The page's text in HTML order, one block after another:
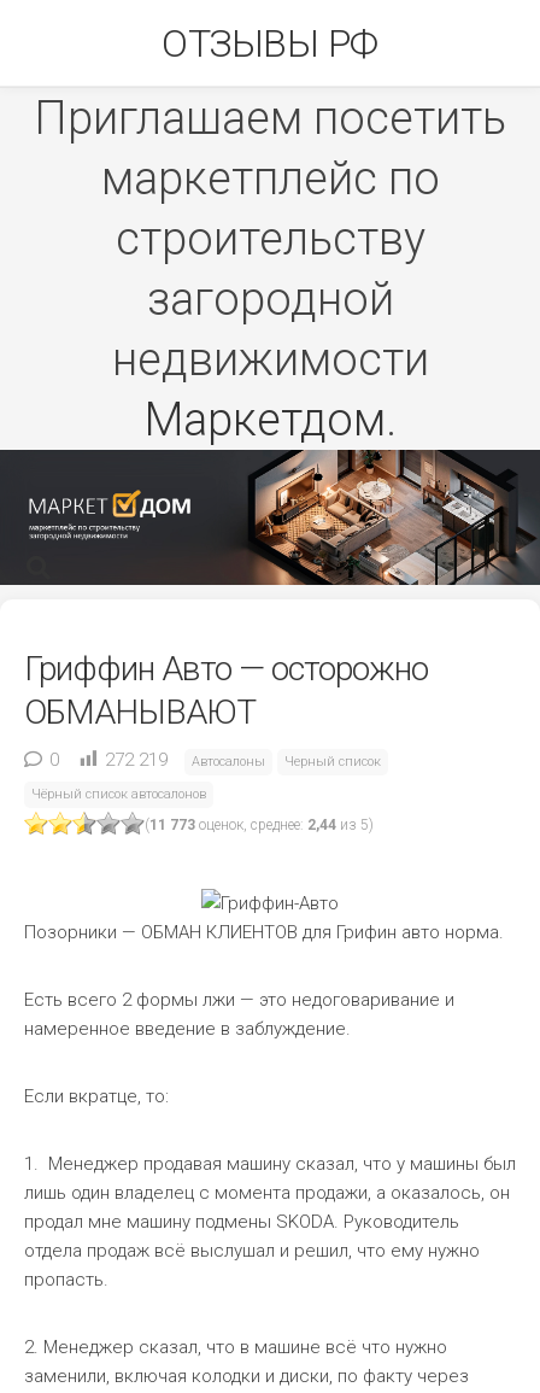
ОТЗЫВЫ РФ
Приглашаем посетить
маркетплейс по
строительству
загородной
недвижимости
Маркетдом.
Гриффин Авто — осторожно
ОБМАНЫВАЮТ
0 272 219 Автосалоны Черный список
Чёрный список автосалонов
(11 773 оценок, среднее: 2,44 из 5)
Позорники — ОБМАН КЛИЕНТОВ для Грифин авто норма.
Есть всего 2 формы лжи — это недоговаривание и
намеренное введение в заблуждение.
Если вкратце, то:
1. Менеджер продавая машину сказал, что у машины был
лишь один владелец с момента продажи, а оказалось, он
продал мне машину подмены SKODA. Руководитель
отдела продаж всё выслушал и решил, что ему нужно
пропасть.
2. Менеджер сказал, что в машине всё что нужно
заменили, включая колодки и диски, по факту через